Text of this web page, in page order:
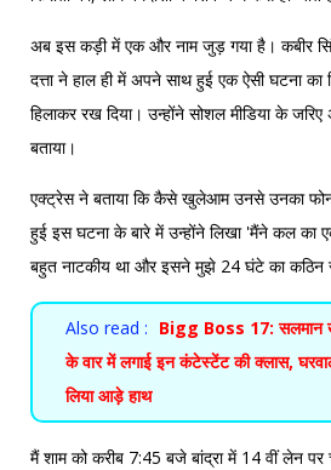
अब इस कड़ी में एक और नाम जुड़ गया है। कबीर
दत्ता ने हाल ही में अपने साथ हुई एक ऐसी घटना
हिलाकर रख दिया। उन्होंने सोशल मीडिया के
बताया।
एक्ट्रेस ने बताया कि कैसे खुलेआम उनसे उनका
हुई इस घटना के बारे में उन्होंने लिखा 'मैंने कल का
बहुत नाटकीय था और इसने मुझे 24 घंटे का कठिन
Also read : Bigg Boss 17: सलमान
के वार में लगाई इन कंटेस्टेंट की क्लास,
लिया आड़े हाथ
मैं शाम को करीब 7:45 बजे बांद्रा में 14 वीं लेन